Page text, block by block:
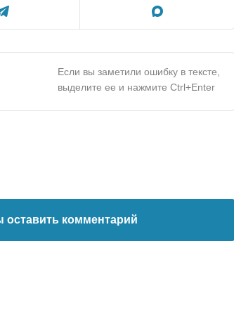
Если вы заметили ошибку в тексте,
выделите ее и нажмите Ctrl+Enter
оставить комментарий